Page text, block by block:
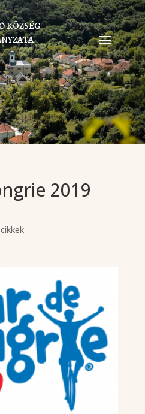
KÖZSÉG
2019